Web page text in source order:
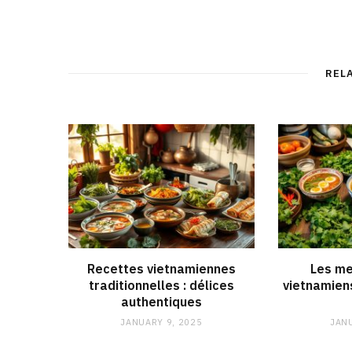
Recettes vietnamiennes
traditionnelles : délices
authentiques
JANUARY 9, 2025
Les